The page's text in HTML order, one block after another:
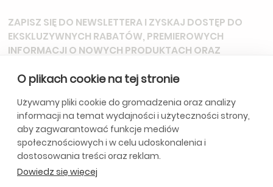
O plikach cookie na tej stronie
Używamy pliki cookie do gromadzenia oraz analizy
informacji na temat wydajności i użyteczności strony,
aby zagwarantować funkcje mediów
społecznościowych i w celu udoskonalenia i
dostosowania treści oraz reklam.
Dowiedz się więcej
ZAPISZ SIĘ DO NEWSLETTERAI ZYSKAJ DOSTĘP DO
EKSKLUZYWNYCH RABATÓW, PREMIEROWYCH
INFORMACJI O NOWYCH PRODUKTACH ORAZ
*Subskrybując, wyrażasz zgodę na otrzymywanie aktualizacji od
naszej firmy. Szczegóły wPolitycę Prywatności.